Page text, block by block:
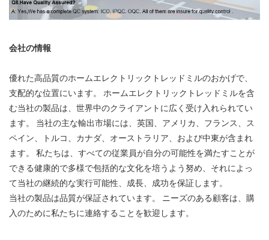
会社の情報
優れた高品質のホームエレクトリックトレッドミルのおかげで、
支配的な位置にいます。 ホームエレクトリックトレッドミルを含
む当社の製品は、世界中のクライアントに広く受け入れられてい
ます。 当社の主な輸出市場には、英国、アメリカ、フランス、ス
ペイン、トルコ、カナダ、オーストラリア、および中東が含まれ
ます。 私たちは、すべての従業員が自分の可能性を満たすことが
できる健康的で多様で包括的な文化を培うよう努め、それによっ
て当社の継続的な実行可能性、成長、成功を保証します。
当社の製品は品質が保証されています。 ニーズのある顧客は、購
入のために私たちに連絡することを歓迎します。